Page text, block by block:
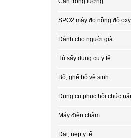
Cân trọng lượng
SPO2 máy đo nồng độ
Dành cho người già
Tủ sấy dụng cụ y tế
Bô, ghế bô vệ sinh
Dụng cụ phục hồi chức
Máy điện châm
Đai, nẹp y tế